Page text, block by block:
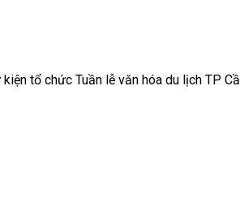
tổ chức Tuần lễ văn hóa du lịch TP